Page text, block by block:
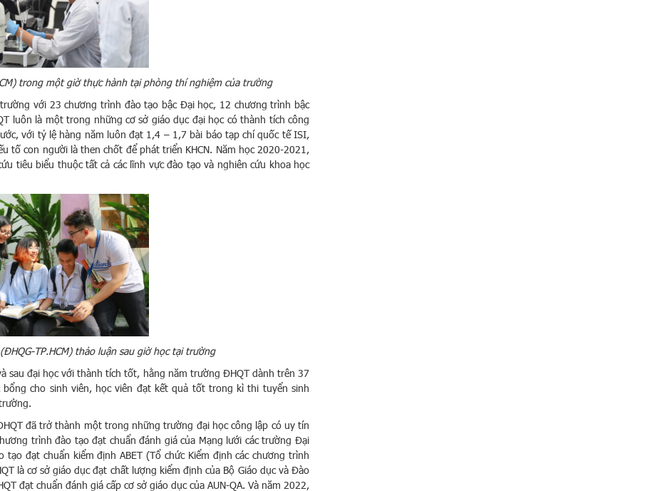
trong một giờ thực hành tại phòng thí nghiệm của trường
với 23 chương trình đào tạo bậc Đại học, 12 chương trình bậc
luôn là một trong những cơ sở giáo dục đại học có thành tích công
với tỷ lệ hàng năm luôn đạt 1,4 – 1,7 bài báo tạp chí quốc tế ISI,
tố con người là then chốt để phát triển KHCN. Năm học 2020-2021,
tiêu biểu thuộc tất cả các lĩnh vực đào tạo và nghiên cứu khoa học
TP.HCM) thảo luận sau giờ học tại trường
sau đại học với thành tích tốt, hằng năm trường ĐHQT dành trên 37
cho sinh viên, học viên đạt kết quả tốt trong kì thi tuyển sinh
đã trở thành một trong những trường đại học công lập có uy tín
trình đào tạo đạt chuẩn đánh giá của Mạng lưới các trường Đại
đạt chuẩn kiểm định ABET (Tổ chức Kiểm định các chương trình
là cơ sở giáo dục đạt chất lượng kiểm định của Bộ Giáo dục và Đào
đạt chuẩn đánh giá cấp cơ sở giáo dục của AUN-QA. Và năm 2022,